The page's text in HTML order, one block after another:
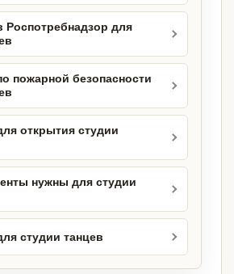
Роспотребнадзор для
пожарной безопасности
открытия студии
нужны для студии
студии танцев